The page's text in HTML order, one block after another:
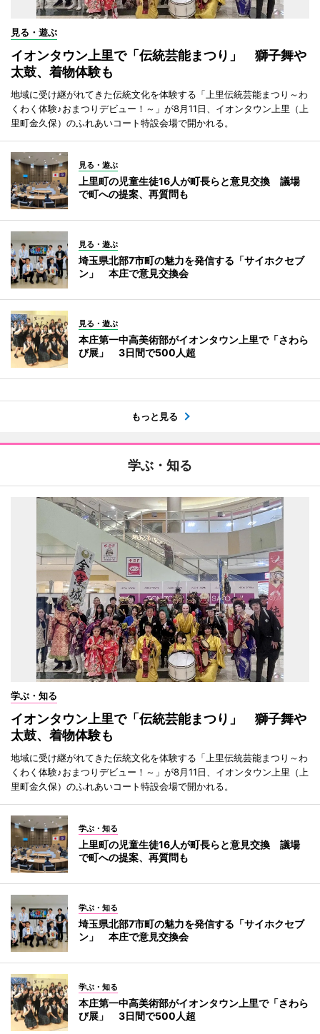
見る・遊ぶ
イオンタウン上里で「伝統芸能まつり」 獅子舞や
太鼓、着物体験も
地域に受け継がれてきた伝統文化を体験する「上里伝統芸能まつり～わ
くわく体験♪おまつりデビュー！～」が8月11日、イオンタウン上里（上
里町金久保）のふれあいコート特設会場で開かれる。
見る・遊ぶ
上里町の児童生徒16人が町長らと意見交換 議場
で町への提案、再質問も
見る・遊ぶ
埼玉県北部7市町の魅力を発信する「サイホクセブ
ン」 本庄で意見交換会
見る・遊ぶ
本庄第一中高美術部がイオンタウン上里で「さわら
び展」 3日間で500人超
もっと見る
学ぶ・知る
学ぶ・知る
イオンタウン上里で「伝統芸能まつり」 獅子舞や
太鼓、着物体験も
地域に受け継がれてきた伝統文化を体験する「上里伝統芸能まつり～わ
くわく体験♪おまつりデビュー！～」が8月11日、イオンタウン上里（上
里町金久保）のふれあいコート特設会場で開かれる。
学ぶ・知る
上里町の児童生徒16人が町長らと意見交換 議場
で町への提案、再質問も
学ぶ・知る
埼玉県北部7市町の魅力を発信する「サイホクセブ
ン」 本庄で意見交換会
学ぶ・知る
本庄第一中高美術部がイオンタウン上里で「さわら
び展」 3日間で500人超